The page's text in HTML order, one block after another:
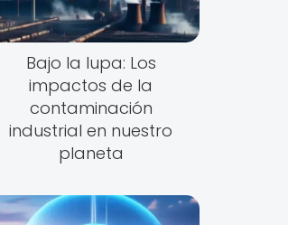
Bajo la lupa: Los
impactos de la
contaminación
industrial en nuestro
planeta